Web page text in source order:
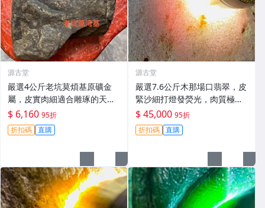
源古堂
嚴選4公斤老坑莫煩基原礦金
屬，皮實肉細適合雕琢的天然
翡翠原石。天然翡翠 翡翠玉石
A貨翡翠
$ 6,160 95折
折扣碼 直購
源古堂
嚴選7.6公斤木那場口翡翠，皮
緊沙細打燈發熒光，肉質極致
細膩重量壓手，適合打造手
鐲，尤其推薦春帶彩款式，可
玩性超高#翡翠 #天然翡翠 #A
$ 45,000 95折
折扣碼 直購